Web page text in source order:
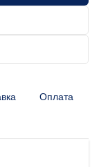
Оплата